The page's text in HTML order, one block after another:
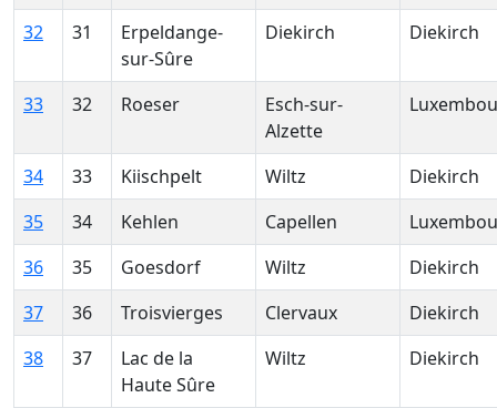
32
31
Erpeldange-
sur-Sûre
Diekirch Diekirch
33 32 Roeser
Esch-sur-
Alzette
34 33 Kiischpelt Wiltz
Diekirch
35
34 Kehlen Capellen
36
35 Goesdorf Wiltz
Diekirch
37
36 Troisvierges Clervaux
Diekirch
38
37
Lac de la
Haute Sûre
Wiltz Diekirch